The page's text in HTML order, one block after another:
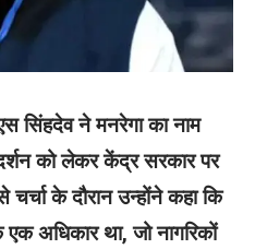
सिंहदेव ने मनरेगा का नाम
को लेकर केंद्र सरकार पर
चर्चा के दौरान उन्होंने कहा कि
एक अधिकार था, जो नागरिकों